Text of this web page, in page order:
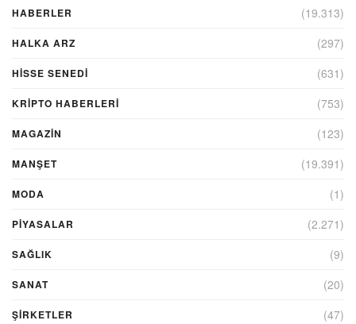
HABERLER (19.313)
HALKA ARZ (297)
HİSSE SENEDİ (631)
KRIPTO HABERLERI (753)
MAGAZİN (123)
MANŞET (19.391)
MODA (1)
PİYASALAR (2.271)
SAĞLIK (9)
SANAT (20)
ŞIRKETLER (47)